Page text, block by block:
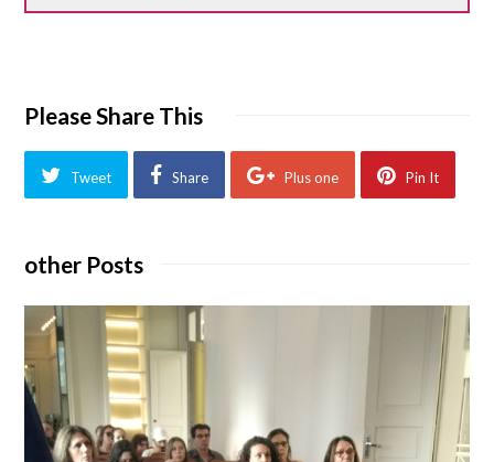
Please Share This
Tweet Share Plus one Pin It
other Posts